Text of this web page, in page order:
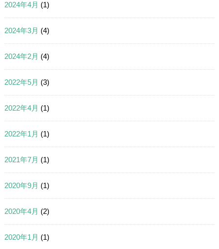
2024年4月 (1)
2024年3月 (4)
2024年2月 (4)
2022年5月 (3)
2022年4月 (1)
2022年1月 (1)
2021年7月 (1)
2020年9月 (1)
2020年4月 (2)
2020年1月 (1)